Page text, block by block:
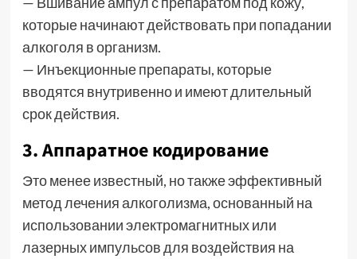
которые начинают действовать при попадании
алкоголя в организм.
— Инъекционные препараты, которые
вводятся внутривенно и имеют длительный
срок действия.
3. Аппаратное кодирование
Это менее известный, но также эффективный
метод лечения алкоголизма, основанный на
использовании электромагнитных или
лазерных импульсов для воздействия на